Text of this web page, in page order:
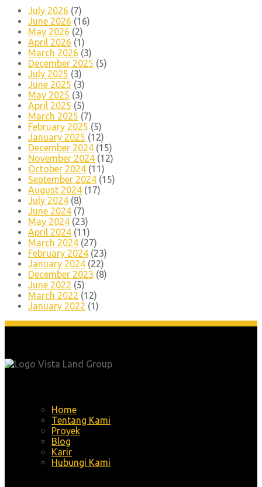
July 2026 (7)
June 2026 (16)
May 2026 (2)
April 2026 (1)
March 2026 (3)
December 2025 (5)
July 2025 (3)
June 2025 (3)
May 2025 (3)
April 2025 (5)
March 2025 (7)
February 2025 (5)
January 2025 (12)
December 2024 (15)
November 2024 (12)
October 2024 (11)
September 2024 (15)
August 2024 (17)
July 2024 (8)
June 2024 (7)
May 2024 (23)
April 2024 (11)
March 2024 (27)
February 2024 (23)
January 2024 (22)
December 2023 (8)
June 2022 (5)
March 2022 (12)
January 2022 (1)
Home
Tentang Kami
Proyek
Blog
Karir
Hubungi Kami